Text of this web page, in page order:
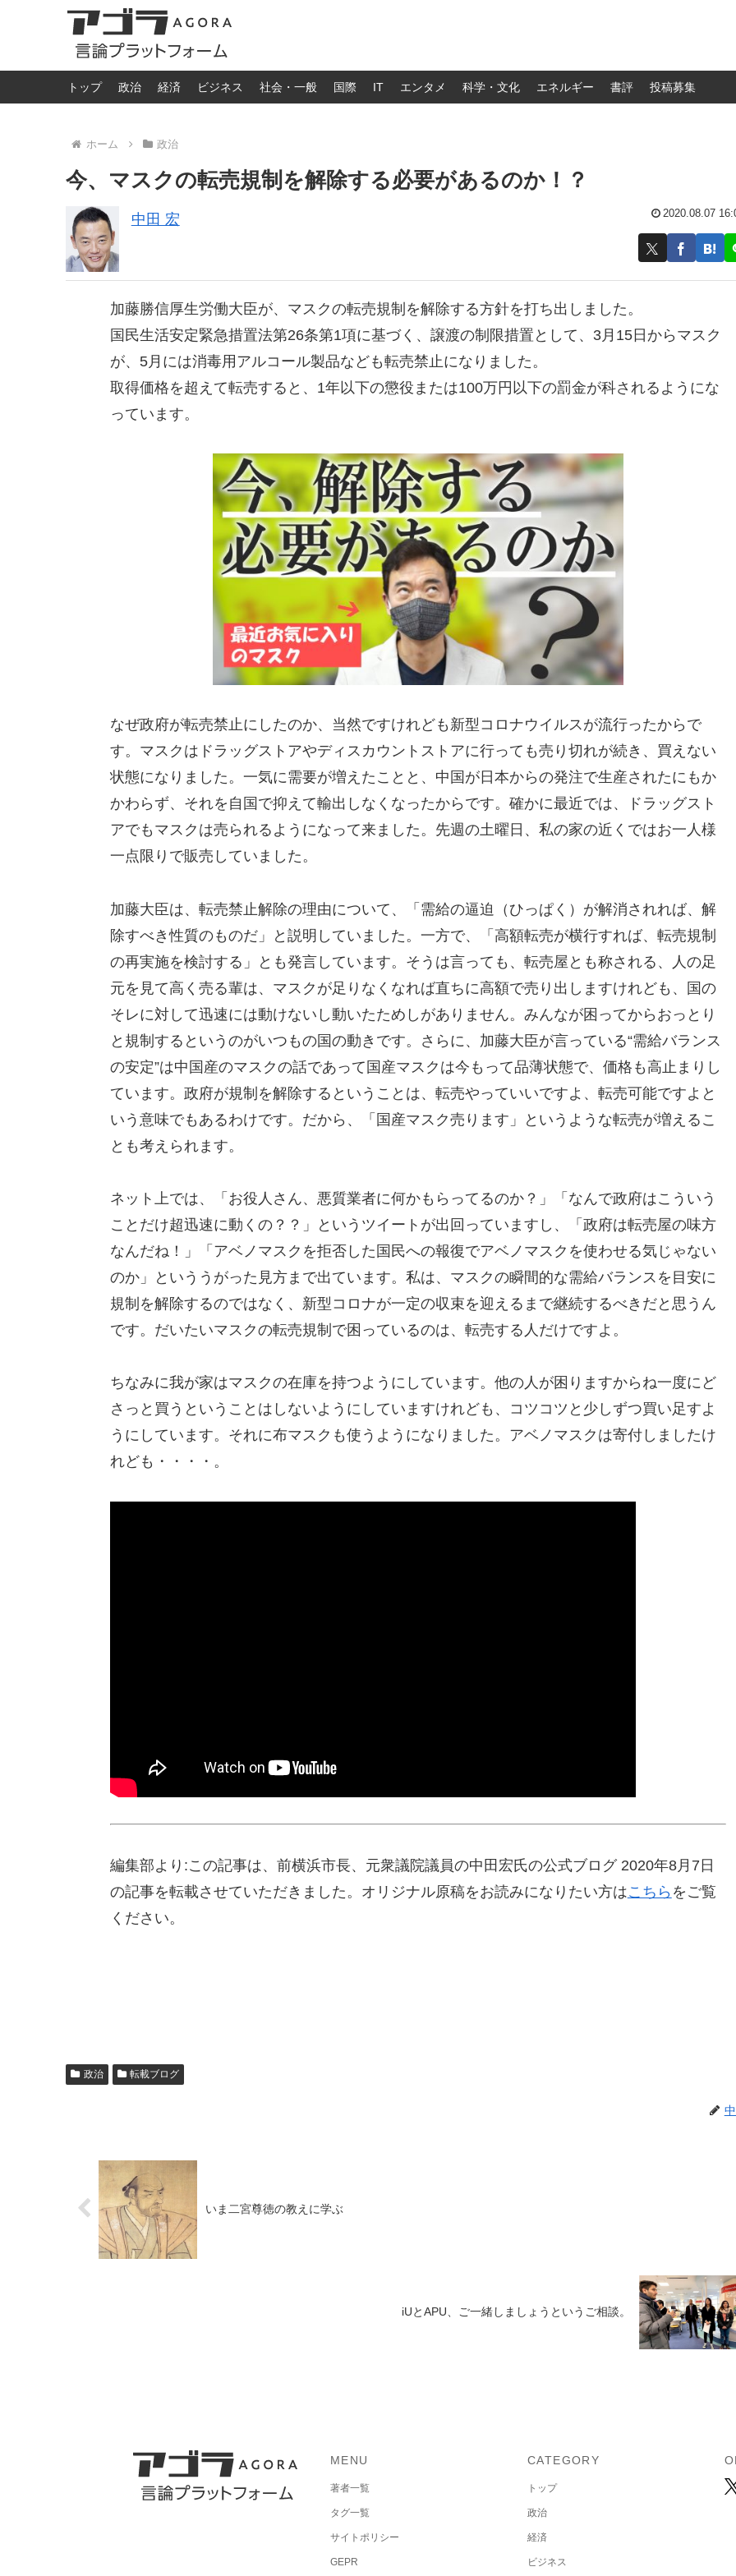
トップ 政治 経済 ビジネス 社会・一般 国際 IT エンタメ 科学・文化 エネルギー 書評 投稿募集
ホーム 政治
今、マスクの転売規制を解除する必要があるのか！？
中田 宏 2020.08.07
加藤勝信厚生労働大臣が、マスクの転売規制を解除する方針を打ち出しました。
国民生活安定緊急措置法第26条第1項に基づく、譲渡の制限措置として、3月15日からマスク
が、5月には消毒用アルコール製品なども転売禁止になりました。
取得価格を超えて転売すると、1年以下の懲役または100万円以下の罰金が科されるようにな
っています。
なぜ政府が転売禁止にしたのか、当然ですけれども新型コロナウイルスが流行ったからで
す。マスクはドラッグストアやディスカウントストアに行っても売り切れが続き、買えない
状態になりました。一気に需要が増えたことと、中国が日本からの発注で生産されたにもか
かわらず、それを自国で抑えて輸出しなくなったからです。確かに最近では、ドラッグスト
アでもマスクは売られるようになって来ました。先週の土曜日、私の家の近くではお一人様
一点限りで販売していました。
加藤大臣は、転売禁止解除の理由について、「需給の逼迫（ひっぱく）が解消されれば、解
除すべき性質のものだ」と説明していました。一方で、「高額転売が横行すれば、転売規制
の再実施を検討する」とも発言しています。そうは言っても、転売屋とも称される、人の足
元を見て高く売る輩は、マスクが足りなくなれば直ちに高額で売り出しますけれども、国の
そレに対して迅速には動けないし動いたためしがありません。みんなが困ってからおっとり
と規制するというのがいつもの国の動きです。さらに、加藤大臣が言っている“需給バランス
の安定”は中国産のマスクの話であって国産マスクは今もって品薄状態で、価格も高止まりし
ています。政府が規制を解除するということは、転売やっていいですよ、転売可能ですよと
いう意味でもあるわけです。だから、「国産マスク売ります」というような転売が増えるこ
とも考えられます。
ネット上では、「お役人さん、悪質業者に何かもらってるのか？」「なんで政府はこういう
ことだけ超迅速に動くの？？」というツイートが出回っていますし、「政府は転売屋の味方
なんだね！」「アベノマスクを拒否した国民への報復でアベノマスクを使わせる気じゃない
のか」といううがった見方まで出ています。私は、マスクの瞬間的な需給バランスを目安に
規制を解除するのではなく、新型コロナが一定の収束を迎えるまで継続するべきだと思うん
です。だいたいマスクの転売規制で困っているのは、転売する人だけですよ。
ちなみに我が家はマスクの在庫を持つようにしています。他の人が困りますからね一度にど
さっと買うということはしないようにしていますけれども、コツコツと少しずつ買い足すよ
うにしています。それに布マスクも使うようになりました。アベノマスクは寄付しましたけ
れども・・・・。
編集部より:この記事は、前横浜市長、元衆議院議員の中田宏氏の公式ブログ 2020年8月7日
の記事を転載させていただきました。オリジナル原稿をお読みになりたい方はこちら をご覧
ください。
政治 転載ブログ
いま二宮尊徳の教えに学ぶ
iUとAPU、ご一緒しましょうというご相談。
MENU
著者一覧
タグ一覧
サイトポリシー
GEPR
CATEGORY
トップ
政治
経済
ビジネス